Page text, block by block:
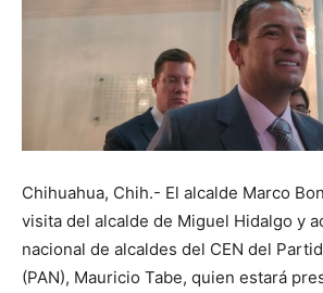
Chihuahua, Chih.- El alcalde Marco
visita del alcalde de Miguel Hidalgo y
nacional de alcaldes del CEN del
(PAN), Mauricio Tabe, quien estará